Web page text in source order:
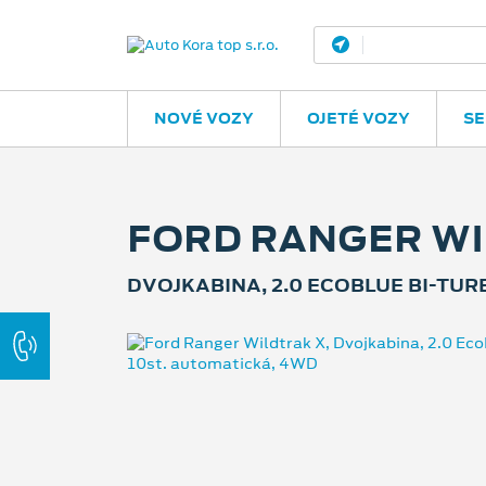
NOVÉ VOZY OJETÉ VOZY
FORD RANGER
DVOJKABINA, 2.0 ECOBLUE BI-